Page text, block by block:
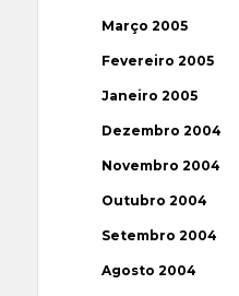
Março 2005
Fevereiro 2005
Janeiro 2005
Dezembro 2004
Novembro 2004
Outubro 2004
Setembro 2004
Agosto 2004